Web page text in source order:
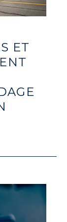
ET